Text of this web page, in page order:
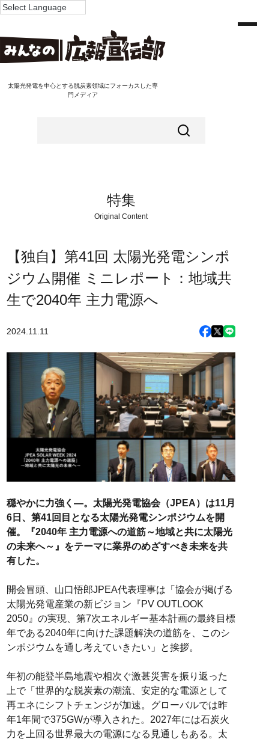
太陽光発電を中心とする脱炭素領域にフォーカスした専
門メディア
特集
Original Content
【独自】第41回 太陽光発電シンポ
ジウム開催 ミニレポート：地域共
生で2040年 主力電源へ
2024.11.11
穏やかに力強く—。太陽光発電協会（JPEA）は11月
6日、第41回目となる太陽光発電シンポジウムを開
催。『2040年 主力電源への道筋～地域と共に太陽光
の未来へ～』をテーマに業界のめざすべき未来を共
有した。
開会冒頭、山口悟郎JPEA代表理事は「協会が掲げる
太陽光発電産業の新ビジョン『PV OUTLOOK
2050』の実現、第7次エネルギー基本計画の最終目標
年である2040年に向けた課題解決の道筋を、このシ
ンポジウムを通し考えていきたい」と挨拶。
年初の能登半島地震や相次ぐ激甚災害を振り返った
上で「世界的な脱炭素の潮流、安定的な電源として
再エネにシフトチェンジが加速。グローバルでは昨
年1年間で375GWが導入された。2027年には石炭火
力を上回る世界最大の電源になる見通しもある。太